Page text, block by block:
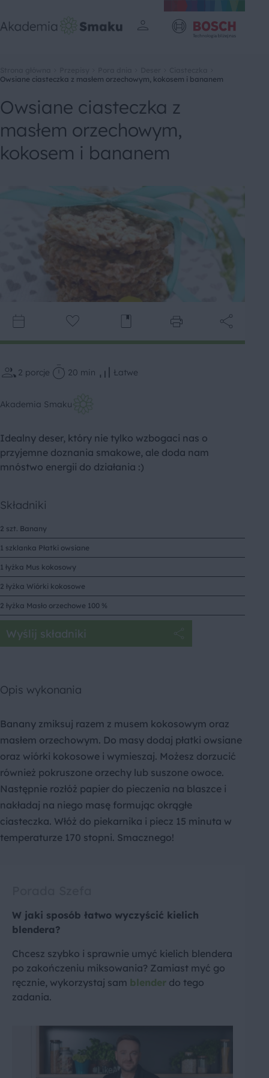
Owsiane ciasteczka z masłem orzechowym, kokosem i bananem
Owsiane ciasteczka z
masłem orzechowym,
kokosem i bananem
2 porcje 20 min Łatwe
Akademia Smaku
Idealny deser, który nie tylko wzbogaci nas o
przyjemne doznania smakowe, ale doda nam
mnóstwo energii do działania :)
Składniki
2 szt. Banany
1 szklanka Płatki owsiane
1 łyżka Mus kokosowy
2 łyżka Wiórki kokosowe
2 łyżka Masło orzechowe 100 %
Wyślij składniki
Opis wykonania
Banany zmiksuj razem z musem kokosowym oraz
masłem orzechowym. Do masy dodaj płatki owsiane
oraz wiórki kokosowe i wymieszaj. Możesz dorzucić
również pokruszone orzechy lub suszone owoce.
Następnie rozłóż papier do pieczenia na blaszce i
nakładaj na niego masę formując okrągłe
ciasteczka. Włóż do piekarnika i piecz 15 minuta w
temperaturze 170 stopni. Smacznego!
W jaki sposób łatwo wyczyścić kielich
blendera?
Chcesz szybko i sprawnie umyć kielich blendera
po zakończeniu miksowania? Zamiast myć go
ręcznie, wykorzystaj sam blender do tego
zadania.